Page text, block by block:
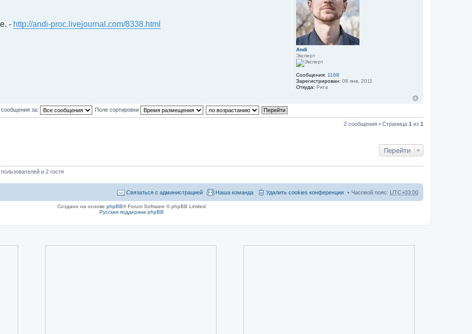
Andi
Эксперт
Сообщения: 1169
Зарегистрирован: 08 янв, 2011
Откуда: Рига
- http://andi-proc.livejournal.com/8338.html
сообщения за: Поле сортировки
2 сообщения • Страница 1 из 1
Перейти
и 2 гостя
Часовой пояс: UTC+03:00
Удалить cookies конференции
Наша команда
Связаться с администрацией
Создано на основе phpBB® Forum Software © phpBB Limited
Русская поддержка phpBB